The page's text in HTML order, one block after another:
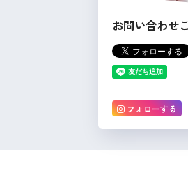
お問い合わせ
フォローする